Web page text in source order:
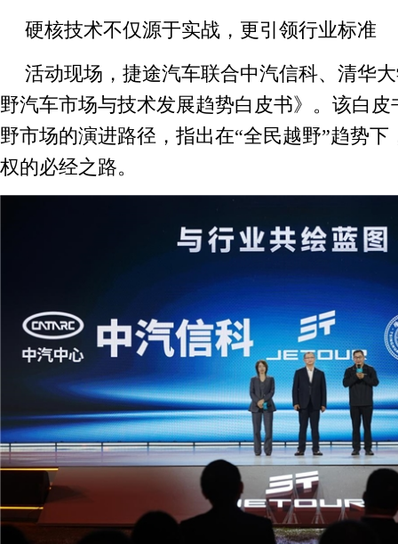
硬核技术不仅源于实战，更引领行业标准
活动现场，捷途汽车联合中汽信科、清华
野汽车市场与技术发展趋势白皮书》。该白
野市场的演进路径，指出在“全民越野”趋势
权的必经之路。